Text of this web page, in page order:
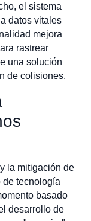
el sistema
datos vitales
mejora
rastrear
una solución
de colisiones.
la mitigación de
de tecnología
basado
desarrollo de